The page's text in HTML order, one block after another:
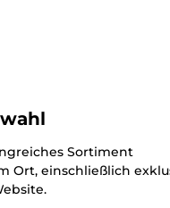
Sortiment
Ort, einschließlich